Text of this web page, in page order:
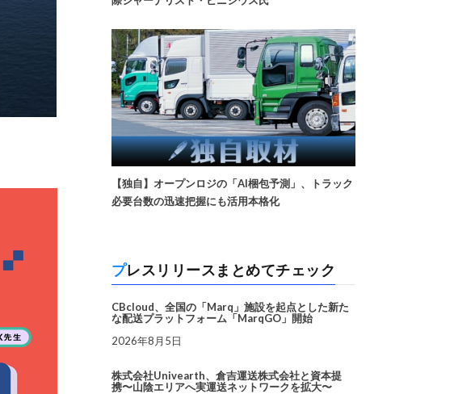
【独自】オープンロジの「AI梱包予測」、トラック
必要台数の迅速把握にも活用本格化
プレスリリースまとめてチェック
CBcloud、全国の「Marq」施設を起点とした新た
な配送プラットフォーム「MarqGO」開始
2026年8月5日
株式会社Univearth、倉吉運送株式会社と資本提
携〜山陰エリアへ実運送ネットワークを拡大〜